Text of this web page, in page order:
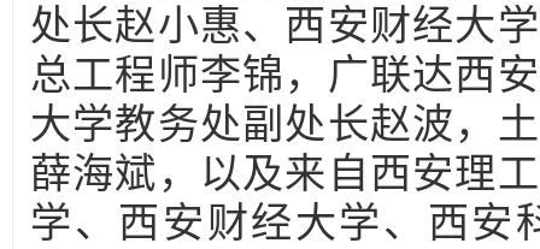
处长赵小惠、西安财经大
总工程师李锦，广联达西
大学教务处副处长赵波，
薛海斌，以及来自西安理
学、西安财经大学、西安